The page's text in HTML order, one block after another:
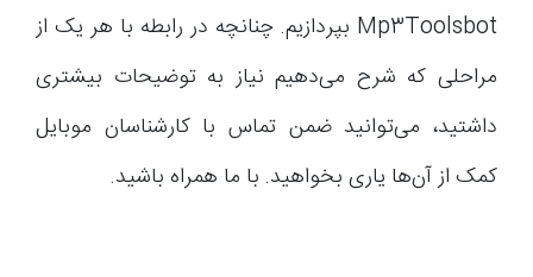
Mp3Toolsbot بپردازیم. چنانچه در رابطه با هر یک از
مراحلی که شرح می‌دهیم نیاز به توضیحات بیشتری
داشتید، می‌توانید ضمن تماس با کارشناسان موبایل
کمک از آن‌ها یاری بخواهید. با ما همراه باشید.